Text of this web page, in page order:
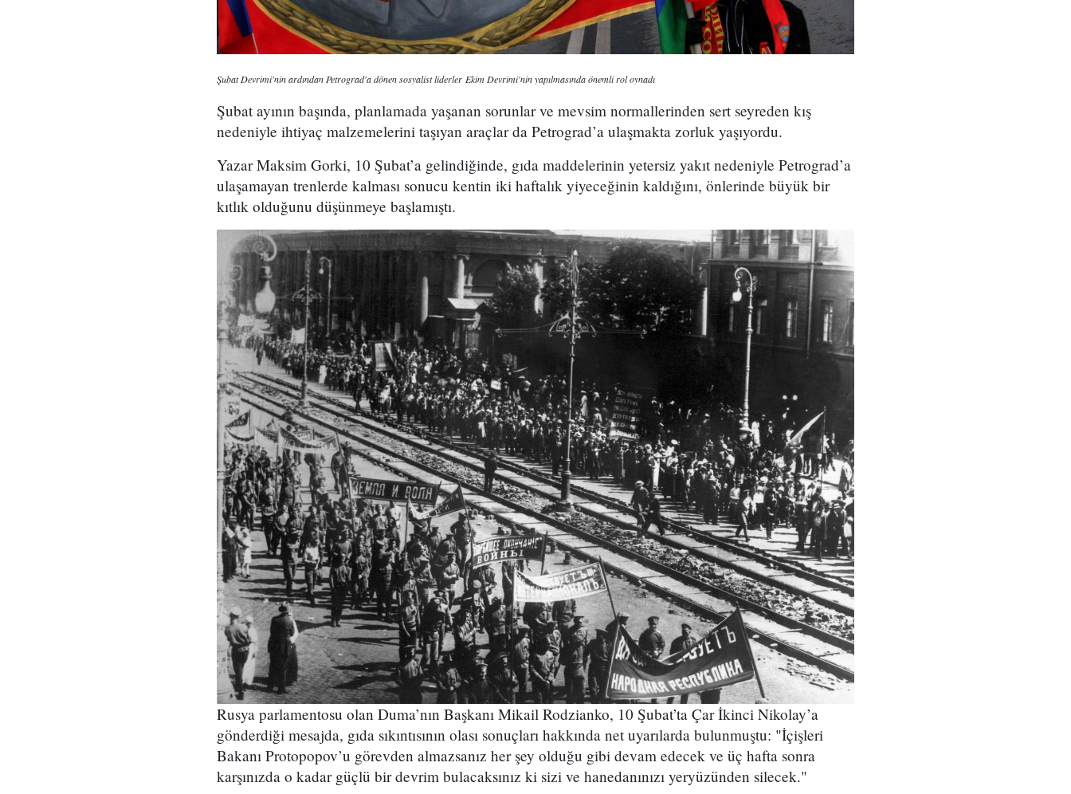
Şubat Devrimi'nin ardından Petrograd'a dönen sosyalist liderler Ekim Devrimi'nin yapılmasında önemli rol oynadı
Şubat ayının başında, planlamada yaşanan sorunlar ve mevsim normallerinden sert seyreden kış
nedeniyle ihtiyaç malzemelerini taşıyan araçlar da Petrograd’a ulaşmakta zorluk yaşıyordu.
Yazar Maksim Gorki, 10 Şubat’a gelindiğinde, gıda maddelerinin yetersiz yakıt nedeniyle Petrograd’a
ulaşamayan trenlerde kalması sonucu kentin iki haftalık yiyeceğinin kaldığını, önlerinde büyük bir
kıtlık olduğunu düşünmeye başlamıştı.
Rusya parlamentosu olan Duma’nın Başkanı Mikail Rodzianko, 10 Şubat’ta Çar İkinci Nikolay’a
gönderdiği mesajda, gıda sıkıntısının olası sonuçları hakkında net uyarılarda bulunmuştu: "İçişleri
Bakanı Protopopov’u görevden almazsanız her şey olduğu gibi devam edecek ve üç hafta sonra
karşınızda o kadar güçlü bir devrim bulacaksınız ki sizi ve hanedanınızı yeryüzünden silecek."